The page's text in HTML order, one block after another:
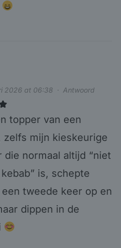
2026 at 06:38 · Antwoord
topper van een
zelfs mijn kieskeurige
die normaal altijd “niet
is, schepte
tweede keer op en
dippen in de